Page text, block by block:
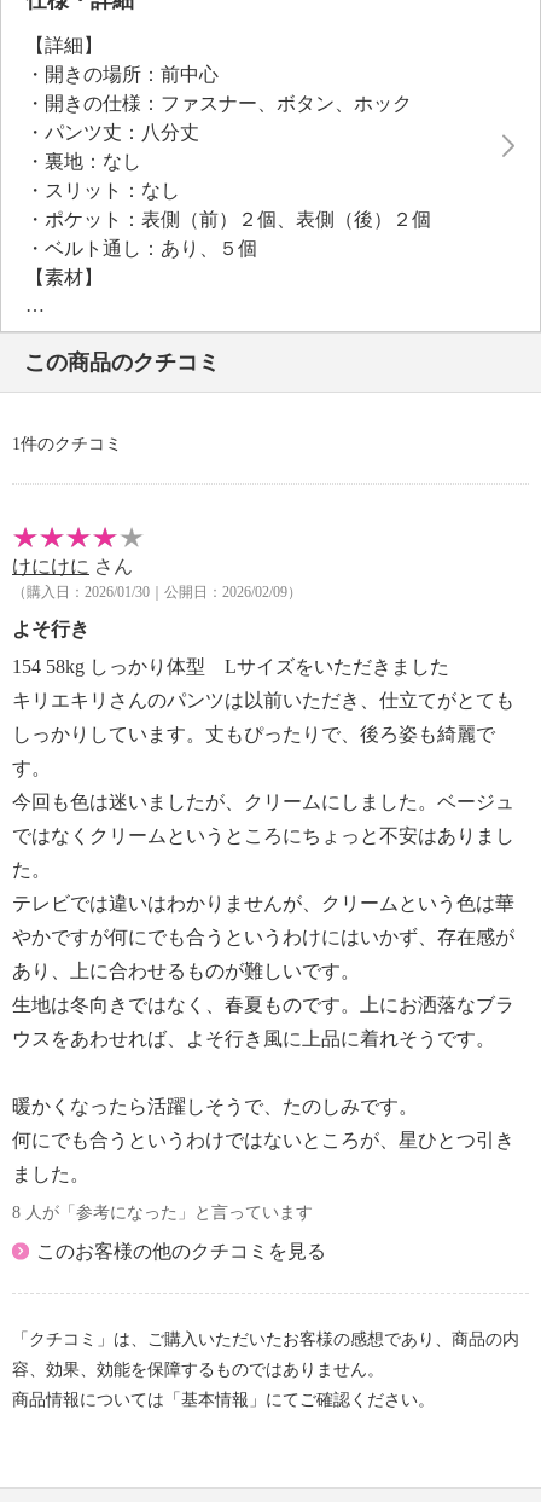
【詳細】
・開きの場所：前中心
・開きの仕様：ファスナー、ボタン、ホック
・パンツ丈：八分丈
・裏地：なし
・スリット：なし
・ポケット：表側（前）２個、表側（後）２個
・ベルト通し：あり、５個
【素材】
・ポリエステル６５％、アクリル３５％
【メンテナンス（絵表示ラベル）】
・手洗い：可
・漂白処理：塩素系・酸素系漂白不可
・自然乾燥：日陰の吊り干し
・アイロン仕上げ：可（低温）
・ウエットクリーニング：可
【メンテナンス（ケアラベル）】
・長時間照射による変退色注意
【原産国（地）】
・中国製
この商品のクチコミ
1件のクチコミ
けにけに さん
（購入日：2026/01/30｜公開日：2026/02/09）
よそ行き
154 58kg しっかり体型 Lサイズをいただきました
キリエキリさんのパンツは以前いただき、仕立てがとても
しっかりしています。丈もぴったりで、後ろ姿も綺麗で
す。
今回も色は迷いましたが、クリームにしました。ベージュ
ではなくクリームというところにちょっと不安はありまし
た。
テレビでは違いはわかりませんが、クリームという色は華
やかですが何にでも合うというわけにはいかず、存在感が
あり、上に合わせるものが難しいです。
生地は冬向きではなく、春夏ものです。上にお洒落なブラ
ウスをあわせれば、よそ行き風に上品に着れそうです。
暖かくなったら活躍しそうで、たのしみです。
何にでも合うというわけではないところが、星ひとつ引き
ました。
8 人が「参考になった」と言っています
このお客様の他のクチコミを見る
「クチコミ」は、ご購入いただいたお客様の感想であり、商品の内
容、効果、効能を保障するものではありません。
商品情報については「基本情報」にてご確認ください。